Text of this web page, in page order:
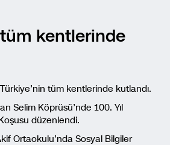
kentlerinde
tüm kentlerinde kutlandı.
Selim Köprüsü’nde 100. Yıl
düzenlendi.
Ortaokulu’nda Sosyal Bilgiler